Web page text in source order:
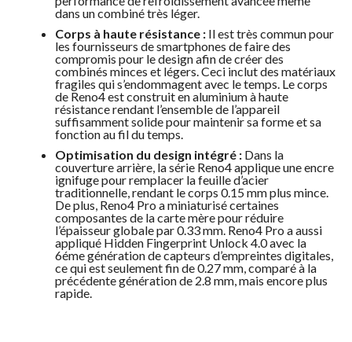
dans un combiné très léger.
Corps à haute résistance : Il est très commun pour
les fournisseurs de smartphones de faire des
compromis pour le design afin de créer des
combinés minces et légers. Ceci inclut des matériaux
fragiles qui s’endommagent avec le temps. Le corps
de Reno4 est construit en aluminium à haute
résistance rendant l’ensemble de l’appareil
suffisamment solide pour maintenir sa forme et sa
fonction au fil du temps.
Optimisation du design intégré : Dans la
couverture arrière, la série Reno4 applique une encre
ignifuge pour remplacer la feuille d’acier
traditionnelle, rendant le corps 0.15 mm plus mince.
De plus, Reno4 Pro a miniaturisé certaines
composantes de la carte mère pour réduire
l’épaisseur globale par 0.33 mm. Reno4 Pro a aussi
appliqué Hidden Fingerprint Unlock 4.0 avec la
6éme génération de capteurs d’empreintes digitales,
ce qui est seulement fin de 0.27 mm, comparé à la
précédente génération de 2.8 mm, mais encore plus
rapide.